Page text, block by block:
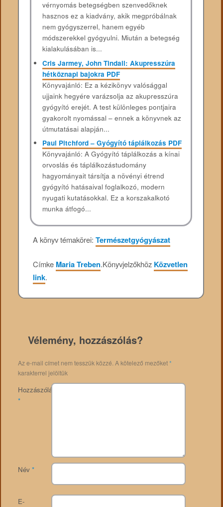
vérnyomás betegségben szenvedőknek
hasznos ez a kiadvány, akik megpróbálnak
nem gyógyszerrel, hanem egyéb
módszerekkel gyógyulni. Miután a betegség
kialakulásában is...
Cris Jarmey, John Tindall: Akupresszúra
hétköznapi bajokra PDF
Könyvajánló: Ez a kézikönyv valósággal
ujjaink hegyére varázsolja az akupresszúra
gyógyító erejét. A test különleges pontjaira
gyakorolt nyomással – ennek a könyvnek az
útmutatásai alapján...
Paul Pitchford – Gyógyító táplálkozás PDF
Könyvajánló: A Gyógyító táplálkozás a kínai
orvoslás és táplálkozástudomány
hagyományait társítja a növényi étrend
gyógyító hatásaival foglalkozó, modern
nyugati kutatásokkal. Ez a korszakalkotó
munka átfogó...
A könyv témakörei:Természetgyógyászat
Címke Maria Treben.Könyvjelzőkhöz Közvetlen
link.
Vélemény, hozzászólás?
Az e-mail címet nem tesszük közzé. A kötelező mezőket*
karakterrel jelöltük
Hozzászólás
*
Név *
E-